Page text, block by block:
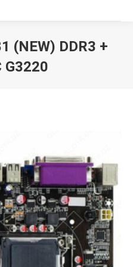
(NEW) DDR3 +
G3220